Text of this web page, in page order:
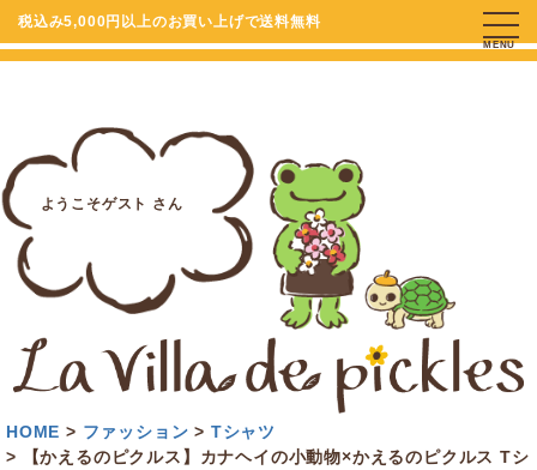
税込み5,000円以上のお買い上げで送料無料
ようこそゲスト さん
MENU
HOME ファッション
Tシャツ
【かえるのピクルス】カナヘイの小動物×かえるのピクルス Tシ